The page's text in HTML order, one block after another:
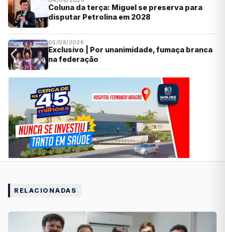
Coluna da terça: Miguel se preserva para
disputar Petrolina em 2028
05/08/2026
Exclusivo | Por unanimidade, fumaça branca
na federação
RELACIONADAS